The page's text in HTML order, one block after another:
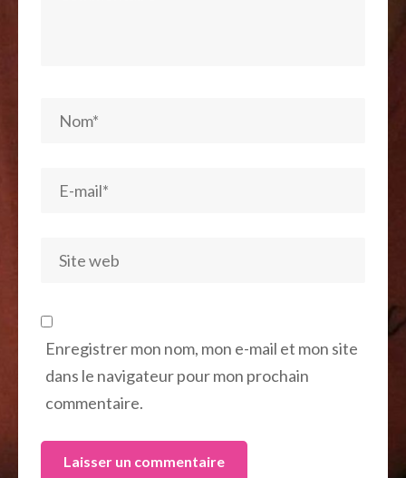
Enregistrer mon nom, mon e-mail et mon site
dans le navigateur pour mon prochain
commentaire.